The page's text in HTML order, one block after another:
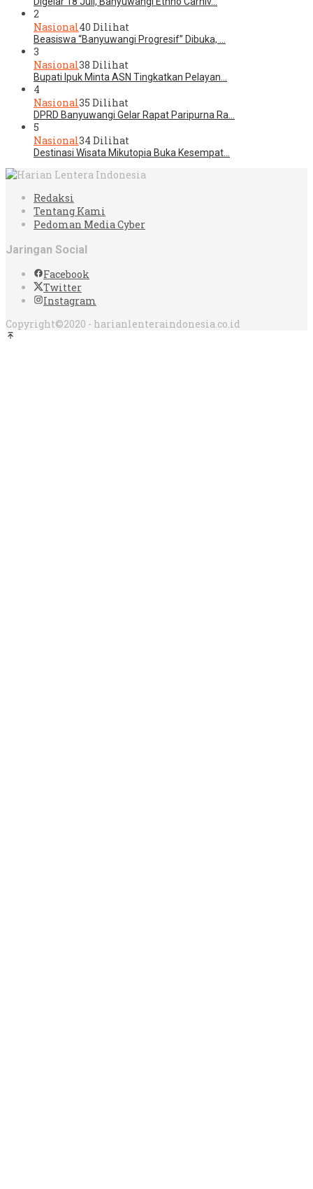
2
Nasional40 Dilihat
Beasiswa “Banyuwangi Progresif” Dibuka, …
3
Nasional38 Dilihat
Bupati Ipuk Minta ASN Tingkatkan Pelayan…
4
Nasional35 Dilihat
DPRD Banyuwangi Gelar Rapat Paripurna Ra…
5
Nasional34 Dilihat
Destinasi Wisata Mikutopia Buka Kesempat…
Redaksi
Tentang Kami
Pedoman Media Cyber
Jaringan Social
Facebook
Twitter
Instagram
Copyright©2020 - harianlenteraindonesia.co.id